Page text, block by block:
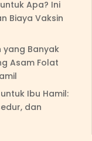
Apa? Ini
Biaya Vaksin
yang Banyak
Asam Folat
untuk Ibu Hamil:
dan